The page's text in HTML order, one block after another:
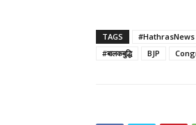
TAGS #HathrasNews
#बालकबुद्धि
BJP